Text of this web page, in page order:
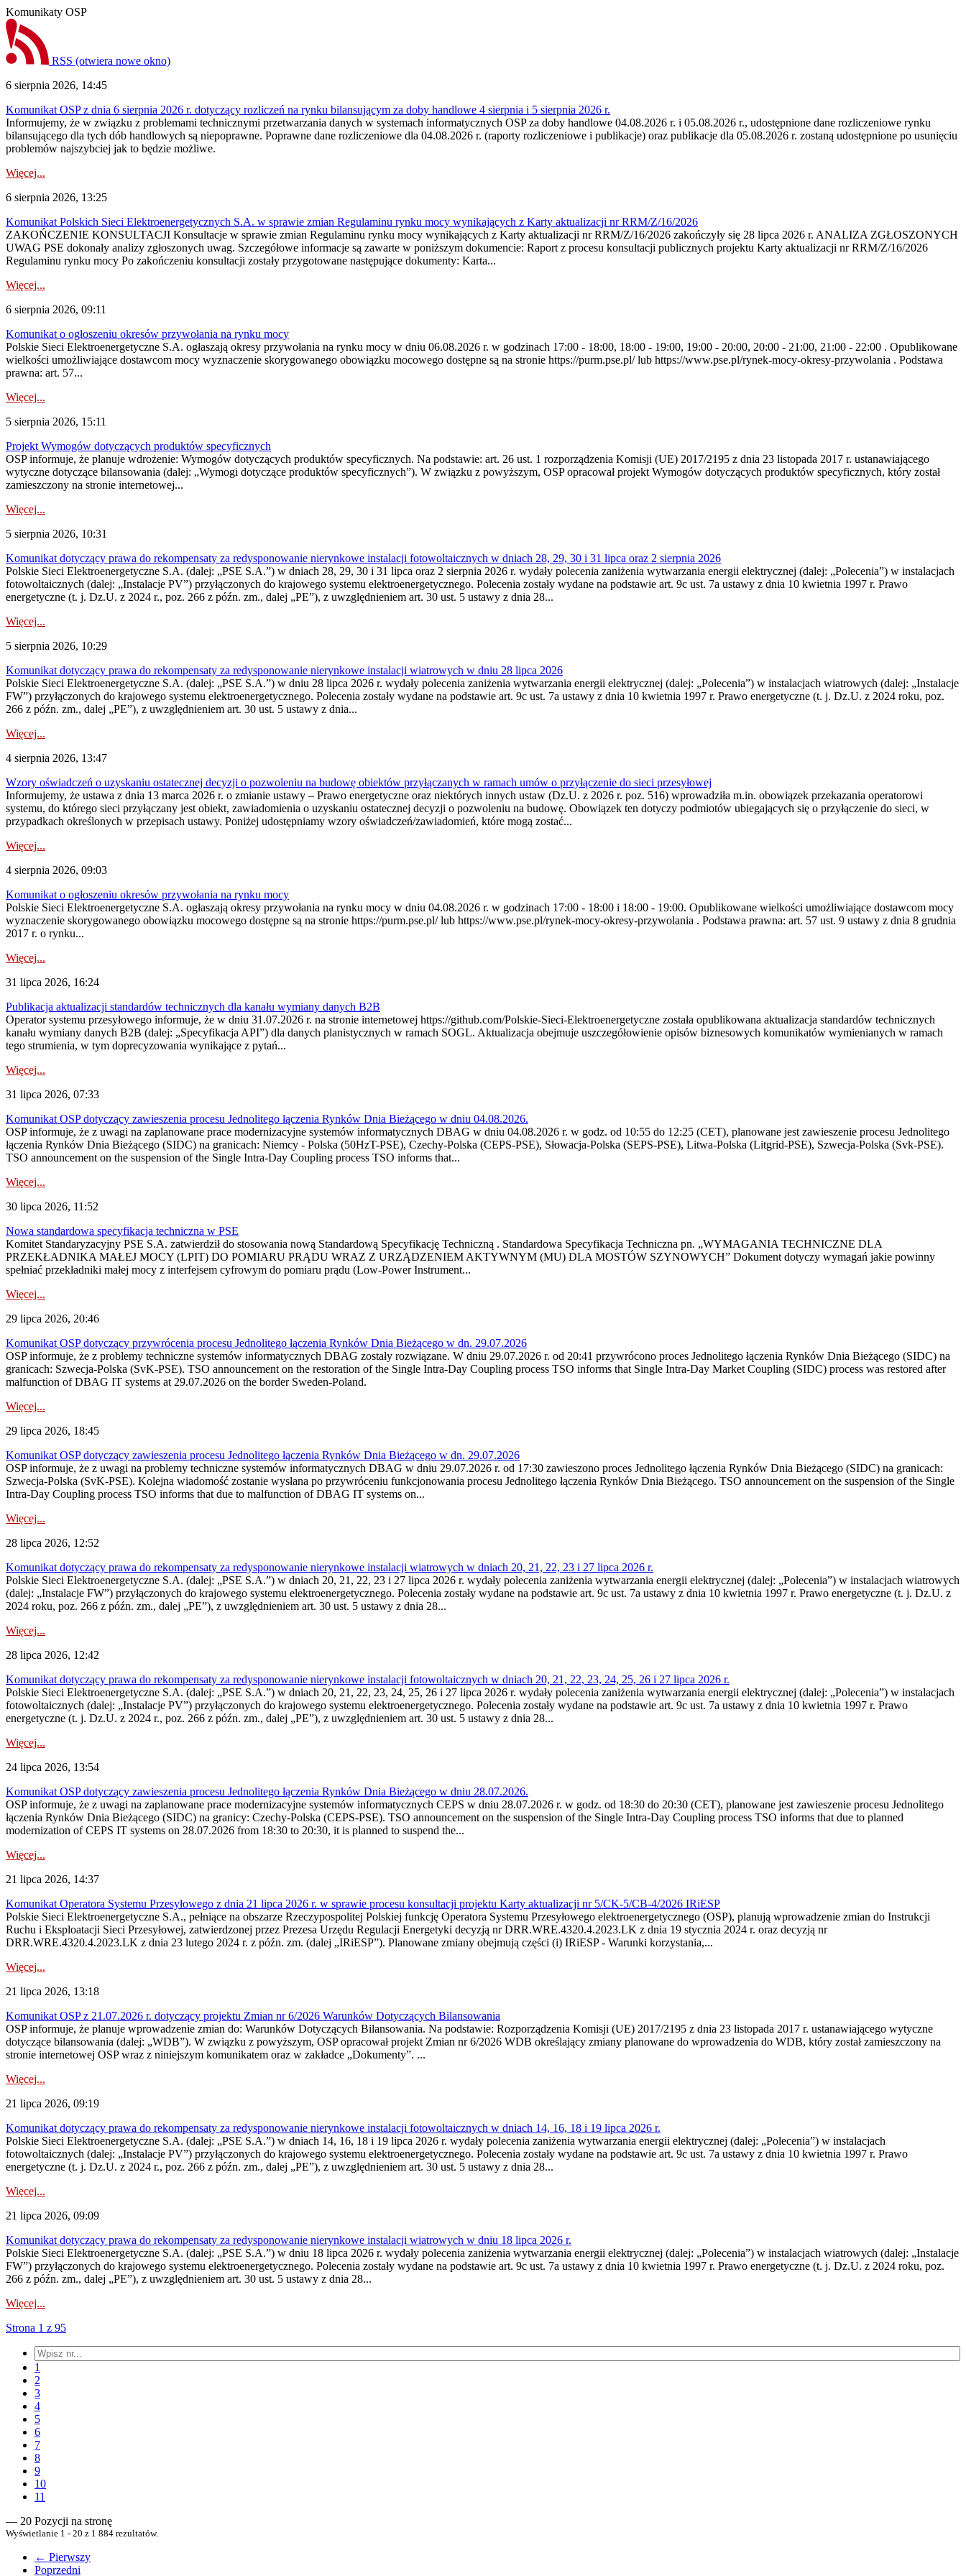
Komunikaty OSP
RSS (otwiera nowe okno)
6 sierpnia 2026, 14:45
Komunikat OSP z dnia 6 sierpnia 2026 r. dotyczący rozliczeń na rynku bilansującym za doby handlowe 4 sierpnia i 5 sierpnia 2026 r.
Informujemy, że w związku z problemami technicznymi przetwarzania danych w systemach informatycznych OSP za doby handlowe 04.08.2026 r. i 05.08.2026 r., udostępnione dane rozliczeniowe rynku
bilansującego dla tych dób handlowych są niepoprawne. Poprawne dane rozliczeniowe dla 04.08.2026 r. (raporty rozliczeniowe i publikacje) oraz publikacje dla 05.08.2026 r. zostaną udostępnione po usunięciu
problemów najszybciej jak to będzie możliwe.
Więcej...
6 sierpnia 2026, 13:25
Komunikat Polskich Sieci Elektroenergetycznych S.A. w sprawie zmian Regulaminu rynku mocy wynikających z Karty aktualizacji nr RRM/Z/16/2026
ZAKOŃCZENIE KONSULTACJI Konsultacje w sprawie zmian Regulaminu rynku mocy wynikających z Karty aktualizacji nr RRM/Z/16/2026 zakończyły się 28 lipca 2026 r. ANALIZA ZGŁOSZONYCH
UWAG PSE dokonały analizy zgłoszonych uwag. Szczegółowe informacje są zawarte w poniższym dokumencie: Raport z procesu konsultacji publicznych projektu Karty aktualizacji nr RRM/Z/16/2026
Regulaminu rynku mocy Po zakończeniu konsultacji zostały przygotowane następujące dokumenty: Karta...
Więcej...
6 sierpnia 2026, 09:11
Komunikat o ogłoszeniu okresów przywołania na rynku mocy
Polskie Sieci Elektroenergetyczne S.A. ogłaszają okresy przywołania na rynku mocy w dniu 06.08.2026 r. w godzinach 17:00 - 18:00, 18:00 - 19:00, 19:00 - 20:00, 20:00 - 21:00, 21:00 - 22:00 . Opublikowane
wielkości umożliwiające dostawcom mocy wyznaczenie skorygowanego obowiązku mocowego dostępne są na stronie https://purm.pse.pl/ lub https://www.pse.pl/rynek-mocy-okresy-przywolania . Podstawa
prawna: art. 57...
Więcej...
5 sierpnia 2026, 15:11
Projekt Wymogów dotyczących produktów specyficznych
OSP informuje, że planuje wdrożenie: Wymogów dotyczących produktów specyficznych. Na podstawie: art. 26 ust. 1 rozporządzenia Komisji (UE) 2017/2195 z dnia 23‍ listopada 2017 r. ustanawiającego
wytyczne dotyczące bilansowania (dalej: „Wymogi dotyczące produktów specyficznych”). W związku z powyższym, OSP opracował projekt Wymogów dotyczących produktów specyficznych, który został
zamieszczony na stronie internetowej...
Więcej...
5 sierpnia 2026, 10:31
Komunikat dotyczący prawa do rekompensaty za redysponowanie nierynkowe instalacji fotowoltaicznych w dniach 28, 29, 30 i 31 lipca oraz 2 sierpnia 2026
Polskie Sieci Elektroenergetyczne S.A. (dalej: „PSE S.A.”) w dniach 28, 29, 30 i 31 lipca oraz 2 sierpnia 2026 r. wydały polecenia zaniżenia wytwarzania energii elektrycznej (dalej: „Polecenia”) w instalacjach
fotowoltaicznych (dalej: „Instalacje PV”) przyłączonych do krajowego systemu elektroenergetycznego. Polecenia zostały wydane na podstawie art. 9c ust. 7a ustawy z dnia 10 kwietnia 1997 r. Prawo
energetyczne (t. j. Dz.U. z 2024 r., poz. 266 z późn. zm., dalej „PE”), z uwzględnieniem art. 30 ust. 5 ustawy z dnia 28...
Więcej...
5 sierpnia 2026, 10:29
Komunikat dotyczący prawa do rekompensaty za redysponowanie nierynkowe instalacji wiatrowych w dniu 28 lipca 2026
Polskie Sieci Elektroenergetyczne S.A. (dalej: „PSE S.A.”) w dniu 28 lipca 2026 r. wydały polecenia zaniżenia wytwarzania energii elektrycznej (dalej: „Polecenia”) w instalacjach wiatrowych (dalej: „Instalacje
FW”) przyłączonych do krajowego systemu elektroenergetycznego. Polecenia zostały wydane na podstawie art. 9c ust. 7a ustawy z dnia 10 kwietnia 1997 r. Prawo energetyczne (t. j. Dz.U. z 2024 roku, poz.
266 z późn. zm., dalej „PE”), z uwzględnieniem art. 30 ust. 5 ustawy z dnia...
Więcej...
4 sierpnia 2026, 13:47
Wzory oświadczeń o uzyskaniu ostatecznej decyzji o pozwoleniu na budowę obiektów przyłączanych w ramach umów o przyłączenie do sieci przesyłowej
Informujemy, że ustawa z dnia 13 marca 2026 r. o zmianie ustawy – Prawo energetyczne oraz niektórych innych ustaw (Dz.U. z 2026 r. poz. 516) wprowadziła m.in. obowiązek przekazania operatorowi
systemu, do którego sieci przyłączany jest obiekt, zawiadomienia o uzyskaniu ostatecznej decyzji o pozwoleniu na budowę. Obowiązek ten dotyczy podmiotów ubiegających się o przyłączenie do sieci, w
przypadkach określonych w przepisach ustawy. Poniżej udostępniamy wzory oświadczeń/zawiadomień, które mogą zostać...
Więcej...
4 sierpnia 2026, 09:03
Komunikat o ogłoszeniu okresów przywołania na rynku mocy
Polskie Sieci Elektroenergetyczne S.A. ogłaszają okresy przywołania na rynku mocy w dniu 04.08.2026 r. w godzinach 17:00 - 18:00 i 18:00 - 19:00. Opublikowane wielkości umożliwiające dostawcom mocy
wyznaczenie skorygowanego obowiązku mocowego dostępne są na stronie https://purm.pse.pl/ lub https://www.pse.pl/rynek-mocy-okresy-przywolania . Podstawa prawna: art. 57 ust. 9 ustawy z dnia 8 grudnia
2017 r. o rynku...
Więcej...
31 lipca 2026, 16:24
Publikacja aktualizacji standardów technicznych dla kanału wymiany danych B2B
Operator systemu przesyłowego informuje, że w dniu 31.07.2026 r. na stronie internetowej https://github.com/Polskie-Sieci-Elektroenergetyczne została opublikowana aktualizacja standardów technicznych
kanału wymiany danych B2B (dalej: „Specyfikacja API”) dla danych planistycznych w ramach SOGL. Aktualizacja obejmuje uszczegółowienie opisów biznesowych komunikatów wymienianych w ramach
tego strumienia, w tym doprecyzowania wynikające z pytań...
Więcej...
31 lipca 2026, 07:33
Komunikat OSP dotyczący zawieszenia procesu Jednolitego łączenia Rynków Dnia Bieżącego w dniu 04.08.2026.
OSP informuje, że z uwagi na zaplanowane prace modernizacyjne systemów informatycznych DBAG w dniu 04.08.2026 r. w godz. od 10:55 do 12:25 (CET), planowane jest zawieszenie procesu Jednolitego
łączenia Rynków Dnia Bieżącego (SIDC) na granicach: Niemcy - Polska (50HzT-PSE), Czechy-Polska (CEPS-PSE), Słowacja-Polska (SEPS-PSE), Litwa-Polska (Litgrid-PSE), Szwecja-Polska (Svk-PSE).
TSO announcement on the suspension of the Single Intra-Day Coupling process TSO informs that...
Więcej...
30 lipca 2026, 11:52
Nowa standardowa specyfikacja techniczna w PSE
Komitet Standaryzacyjny PSE S.A. zatwierdził do stosowania nową Standardową Specyfikację Techniczną . Standardowa Specyfikacja Techniczna pn. „WYMAGANIA TECHNICZNE DLA
PRZEKŁADNIKA MAŁEJ MOCY (LPIT) DO POMIARU PRĄDU WRAZ Z URZĄDZENIEM AKTYWNYM (MU) DLA MOSTÓW SZYNOWYCH” Dokument dotyczy wymagań jakie powinny
spełniać przekładniki małej mocy z interfejsem cyfrowym do pomiaru prądu (Low-Power Instrument...
Więcej...
29 lipca 2026, 20:46
Komunikat OSP dotyczący przywrócenia procesu Jednolitego łączenia Rynków Dnia Bieżącego w dn. 29.07.2026
OSP informuje, że z problemy techniczne systemów informatycznych DBAG zostały rozwiązane. W dniu 29.07.2026 r. od 20:41 przywrócono proces Jednolitego łączenia Rynków Dnia Bieżącego (SIDC) na
granicach: Szwecja-Polska (SvK-PSE). TSO announcement on the restoration of the Single Intra-Day Coupling process TSO informs that Single Intra-Day Market Coupling (SIDC) process was restored after
malfunction of DBAG IT systems at 29.07.2026 on the border Sweden-Poland.
Więcej...
29 lipca 2026, 18:45
Komunikat OSP dotyczący zawieszenia procesu Jednolitego łączenia Rynków Dnia Bieżącego w dn. 29.07.2026
OSP informuje, że z uwagi na problemy techniczne systemów informatycznych DBAG w dniu 29.07.2026 r. od 17:30 zawieszono proces Jednolitego łączenia Rynków Dnia Bieżącego (SIDC) na granicach:
Szwecja-Polska (SvK-PSE). Kolejna wiadomość zostanie wysłana po przywróceniu funkcjonowania procesu Jednolitego łączenia Rynków Dnia Bieżącego. TSO announcement on the suspension of the Single
Intra-Day Coupling process TSO informs that due to malfunction of DBAG IT systems on...
Więcej...
28 lipca 2026, 12:52
Komunikat dotyczący prawa do rekompensaty za redysponowanie nierynkowe instalacji wiatrowych w dniach 20, 21, 22, 23 i 27 lipca 2026 r.
Polskie Sieci Elektroenergetyczne S.A. (dalej: „PSE S.A.”) w dniach 20, 21, 22, 23 i 27 lipca 2026 r. wydały polecenia zaniżenia wytwarzania energii elektrycznej (dalej: „Polecenia”) w instalacjach wiatrowych
(dalej: „Instalacje FW”) przyłączonych do krajowego systemu elektroenergetycznego. Polecenia zostały wydane na podstawie art. 9c ust. 7a ustawy z dnia 10 kwietnia 1997 r. Prawo energetyczne (t. j. Dz.U. z
2024 roku, poz. 266 z późn. zm., dalej „PE”), z uwzględnieniem art. 30 ust. 5 ustawy z dnia 28...
Więcej...
28 lipca 2026, 12:42
Komunikat dotyczący prawa do rekompensaty za redysponowanie nierynkowe instalacji fotowoltaicznych w dniach 20, 21, 22, 23, 24, 25, 26 i 27 lipca 2026 r.
Polskie Sieci Elektroenergetyczne S.A. (dalej: „PSE S.A.”) w dniach 20, 21, 22, 23, 24, 25, 26 i 27 lipca 2026 r. wydały polecenia zaniżenia wytwarzania energii elektrycznej (dalej: „Polecenia”) w instalacjach
fotowoltaicznych (dalej: „Instalacje PV”) przyłączonych do krajowego systemu elektroenergetycznego. Polecenia zostały wydane na podstawie art. 9c ust. 7a ustawy z dnia 10 kwietnia 1997 r. Prawo
energetyczne (t. j. Dz.U. z 2024 r., poz. 266 z późn. zm., dalej „PE”), z uwzględnieniem art. 30 ust. 5 ustawy z dnia 28...
Więcej...
24 lipca 2026, 13:54
Komunikat OSP dotyczący zawieszenia procesu Jednolitego łączenia Rynków Dnia Bieżącego w dniu 28.07.2026.
OSP informuje, że z uwagi na zaplanowane prace modernizacyjne systemów informatycznych CEPS w dniu 28.07.2026 r. w godz. od 18:30 do 20:30 (CET), planowane jest zawieszenie procesu Jednolitego
łączenia Rynków Dnia Bieżącego (SIDC) na granicy: Czechy-Polska (CEPS-PSE). TSO announcement on the suspension of the Single Intra-Day Coupling process TSO informs that due to planned
modernization of CEPS IT systems on 28.07.2026 from 18:30 to 20:30, it is planned to suspend the...
Więcej...
21 lipca 2026, 14:37
Komunikat Operatora Systemu Przesyłowego z dnia 21 lipca 2026 r. w sprawie procesu konsultacji projektu Karty aktualizacji nr 5/CK-5/CB-4/2026 IRiESP
Polskie Sieci Elektroenergetyczne S.A., pełniące na obszarze Rzeczypospolitej Polskiej funkcję Operatora Systemu Przesyłowego elektroenergetycznego (OSP), planują wprowadzenie zmian do Instrukcji
Ruchu i Eksploatacji Sieci Przesyłowej, zatwierdzonej przez Prezesa Urzędu Regulacji Energetyki decyzją nr DRR.WRE.4320.4.2023.LK z dnia 19 stycznia 2024 r. oraz decyzją nr
DRR.WRE.4320.4.2023.LK z dnia 23 lutego 2024 r. z późn. zm. (dalej „IRiESP”). Planowane zmiany obejmują części (i) IRiESP - Warunki korzystania,...
Więcej...
21 lipca 2026, 13:18
Komunikat OSP z 21.07.2026 r. dotyczący projektu Zmian nr 6/2026 Warunków Dotyczących Bilansowania
OSP informuje, że planuje wprowadzenie zmian do: Warunków Dotyczących Bilansowania. Na podstawie: Rozporządzenia Komisji (UE) 2017/2195 z dnia 23‍ listopada 2017 r. ustanawiającego wytyczne
dotyczące bilansowania (dalej: „WDB”). W związku z powyższym, OSP opracował projekt Zmian nr 6/2026 WDB określający zmiany planowane do wprowadzenia do WDB, który został zamieszczony na
stronie internetowej OSP wraz z niniejszym komunikatem oraz w zakładce „Dokumenty”. ...
Więcej...
21 lipca 2026, 09:19
Komunikat dotyczący prawa do rekompensaty za redysponowanie nierynkowe instalacji fotowoltaicznych w dniach 14, 16, 18 i 19 lipca 2026 r.
Polskie Sieci Elektroenergetyczne S.A. (dalej: „PSE S.A.”) w dniach 14, 16, 18 i 19 lipca 2026 r. wydały polecenia zaniżenia wytwarzania energii elektrycznej (dalej: „Polecenia”) w instalacjach
fotowoltaicznych (dalej: „Instalacje PV”) przyłączonych do krajowego systemu elektroenergetycznego. Polecenia zostały wydane na podstawie art. 9c ust. 7a ustawy z dnia 10 kwietnia 1997 r. Prawo
energetyczne (t. j. Dz.U. z 2024 r., poz. 266 z późn. zm., dalej „PE”), z uwzględnieniem art. 30 ust. 5 ustawy z dnia 28...
Więcej...
21 lipca 2026, 09:09
Komunikat dotyczący prawa do rekompensaty za redysponowanie nierynkowe instalacji wiatrowych w dniu 18 lipca 2026 r.
Polskie Sieci Elektroenergetyczne S.A. (dalej: „PSE S.A.”) w dniu 18 lipca 2026 r. wydały polecenia zaniżenia wytwarzania energii elektrycznej (dalej: „Polecenia”) w instalacjach wiatrowych (dalej: „Instalacje
FW”) przyłączonych do krajowego systemu elektroenergetycznego. Polecenia zostały wydane na podstawie art. 9c ust. 7a ustawy z dnia 10 kwietnia 1997 r. Prawo energetyczne (t. j. Dz.U. z 2024 roku, poz.
266 z późn. zm., dalej „PE”), z uwzględnieniem art. 30 ust. 5 ustawy z dnia 28...
Więcej...
Strona 1 z 95
1
2
3
4
5
6
7
8
9
10
11
— 20 Pozycji na stronę
Wyświetlanie 1 - 20 z 1 884 rezultatów.
← Pierwszy
Poprzedni